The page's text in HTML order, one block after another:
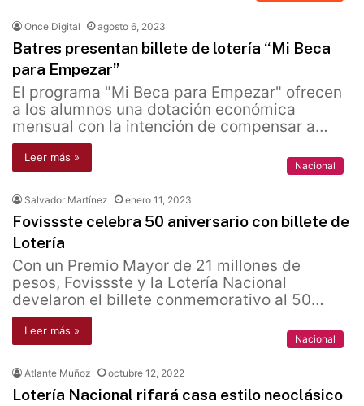
Once Digital agosto 6, 2023
Batres presentan billete de lotería “Mi Beca
para Empezar”
El programa "Mi Beca para Empezar" ofrecen
a los alumnos una dotación económica
mensual con la intención de compensar a…
Leer más »
Nacional
Salvador Martínez enero 11, 2023
Fovissste celebra 50 aniversario con billete de
Lotería
Con un Premio Mayor de 21 millones de
pesos, Fovissste y la Lotería Nacional
develaron el billete conmemorativo al 50…
Leer más »
Nacional
Atlante Muñoz octubre 12, 2022
Lotería Nacional rifará casa estilo neoclásico